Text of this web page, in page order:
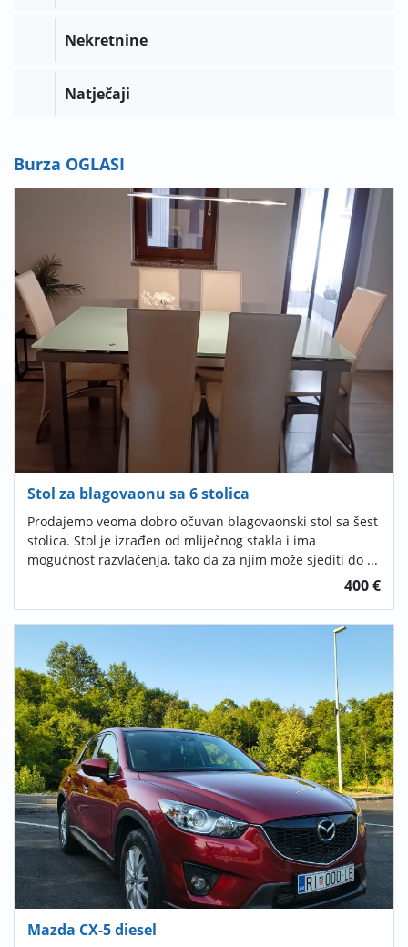
Nekretnine
Natječaji
Burza OGLASI
Stol za blagovaonu sa 6 stolica
Prodajemo veoma dobro očuvan blagovaonski stol sa šest
stolica. Stol je izrađen od mliječnog stakla i ima
mogućnost razvlačenja, tako da za njim može sjediti do ...
400 €
Mazda CX-5 diesel